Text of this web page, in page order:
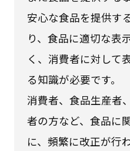
安心な食品を提供す
り、食品に適切な表
く、消費者に対して
る知識が必要です。
消費者、食品生産者
者の方など、食品に
に、頻繁に改正が行